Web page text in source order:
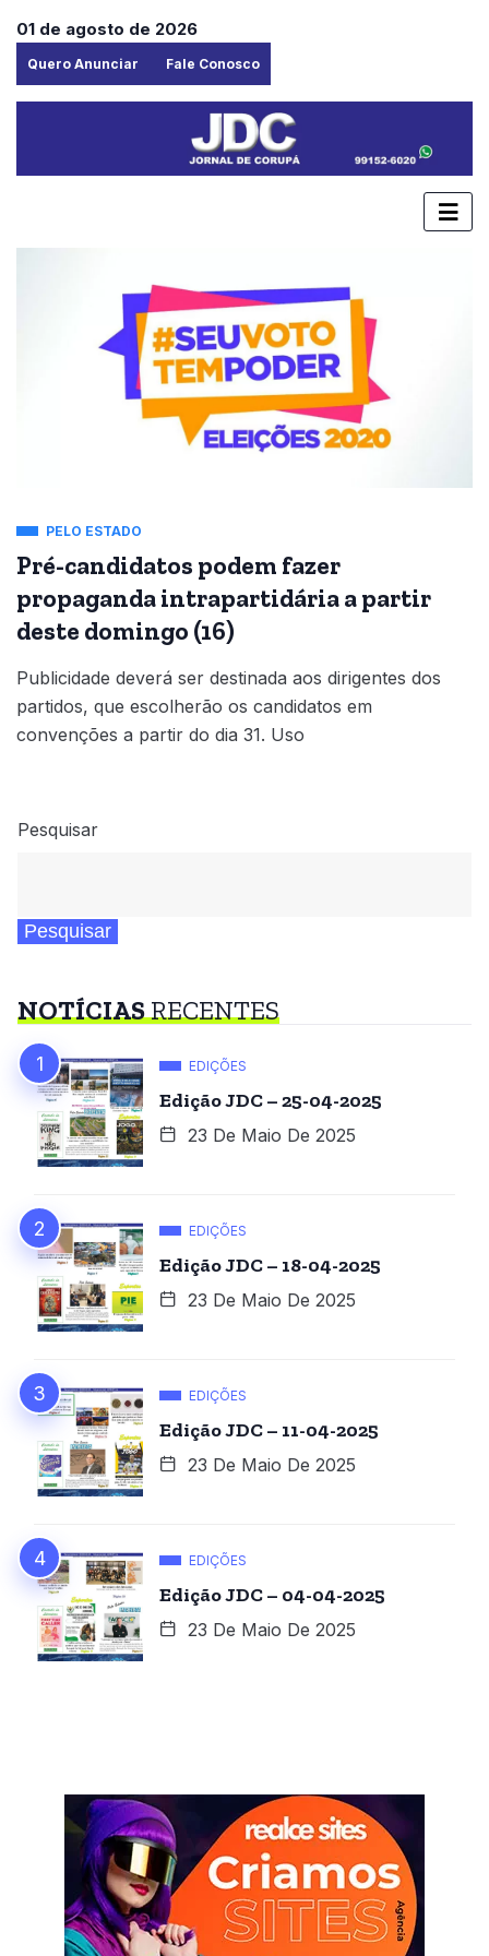
01 de agosto de 2026
Quero Anunciar Fale Conosco
PELO ESTADO
Pré-candidatos podem fazer
propaganda intrapartidária a partir
deste domingo (16)
Publicidade deverá ser destinada aos dirigentes dos
partidos, que escolherão os candidatos em
convenções a partir do dia 31. Uso
Pesquisar
Pesquisar
NOTÍCIASRECENTES
EDIÇÕES
Edição JDC – 25-04-2025
23 De Maio De 2025
EDIÇÕES
Edição JDC – 18-04-2025
23 De Maio De 2025
EDIÇÕES
Edição JDC – 11-04-2025
23 De Maio De 2025
EDIÇÕES
Edição JDC – 04-04-2025
23 De Maio De 2025